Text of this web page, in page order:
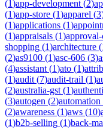
(1)app-development (2)
(1)app-store (1)apparel (3
(1)applications (1)
(1)appraisals (1)
shopping (1)architecture (
(2)as9100 (1)asc-606 (3)
(4)assistant (1)ato (1)
(1)audit (7)audit-trail (1)
(2)australia-gst (1)
(3)autogen (2)automation
(2)awareness (1)aws (10)
(1)b2b-selling (1)back-